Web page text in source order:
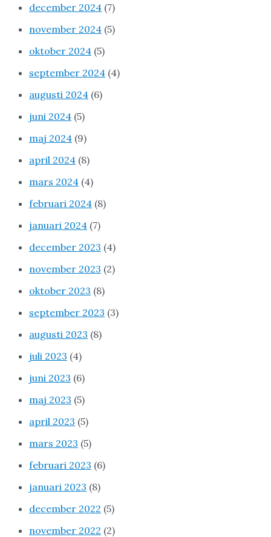
december 2024 (7)
november 2024 (5)
oktober 2024 (5)
september 2024 (4)
augusti 2024 (6)
juni 2024 (5)
maj 2024 (9)
april 2024 (8)
mars 2024 (4)
februari 2024 (8)
januari 2024 (7)
december 2023 (4)
november 2023 (2)
oktober 2023 (8)
september 2023 (3)
augusti 2023 (8)
juli 2023 (4)
juni 2023 (6)
maj 2023 (5)
april 2023 (5)
mars 2023 (5)
februari 2023 (6)
januari 2023 (8)
december 2022 (5)
november 2022 (2)